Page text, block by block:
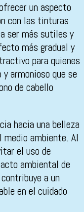
un aspecto
con las tinturas
ser más sutiles y
más gradual y
para quienes
armonioso que se
de cabello
hacia una belleza
ambiente. Al
el uso de
ambiental de
a un
en el cuidado